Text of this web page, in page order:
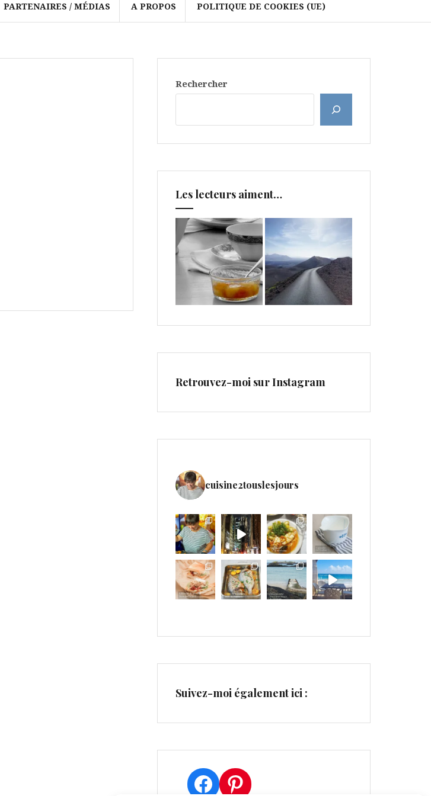
PARTENAIRES / MÉDIAS A PROPOS POLITIQUE DE COOKIES (UE)
Rechercher
Les lecteurs aiment…
Retrouvez-moi sur Instagram
cuisine2touslesjours
Suivez-moi également ici :
Facebook
Pinterest